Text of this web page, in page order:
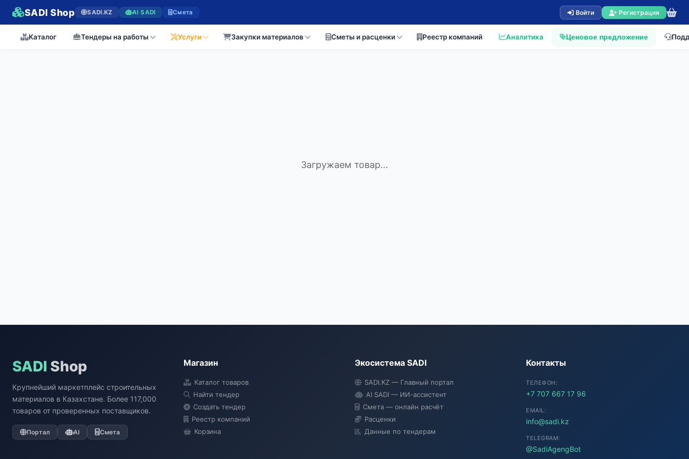
SADI Shop SADI.KZ AI SADI Смета Войти Регистрация
Каталог Тендеры на работы Услуги Закупки материалов Сметы и расценки Реестр компаний Аналитика Ценовое предложение
Загружаем товар...
SADI Shop
Крупнейший маркетплейс строительных
материалов в Казахстане. Более 117,000
товаров от проверенных поставщиков.
Портал AI Смета
Магазин
Каталог товаров
Найти тендер
Создать тендер
Реестр компаний
Корзина
Экосистема SADI
SADI.KZ — Главный портал
AI SADI — ИИ-ассистент
Смета — онлайн расчёт
Расценки
Данные по тендерам
Контакты
ТЕЛЕФОН:
+7 707 667 17 96
EMAIL:
info@sadi.kz
TELEGRAM:
@SadiAgengBot